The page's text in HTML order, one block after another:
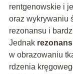
rentgenowskie i
oraz wykrywaniu
rezonansu i
Jednak
w obrazowaniu
rdzenia